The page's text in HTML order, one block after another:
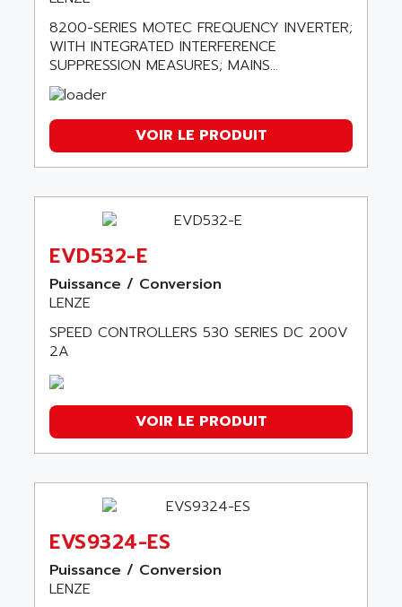
8200-SERIES MOTEC FREQUENCY INVERTER;
WITH INTEGRATED INTERFERENCE
SUPPRESSION MEASURES; MAINS...
VOIR LE PRODUIT
EVD532-E
Puissance / Conversion
LENZE
SPEED CONTROLLERS 530 SERIES DC 200V
2A
VOIR LE PRODUIT
EVS9324-ES
Puissance / Conversion
LENZE